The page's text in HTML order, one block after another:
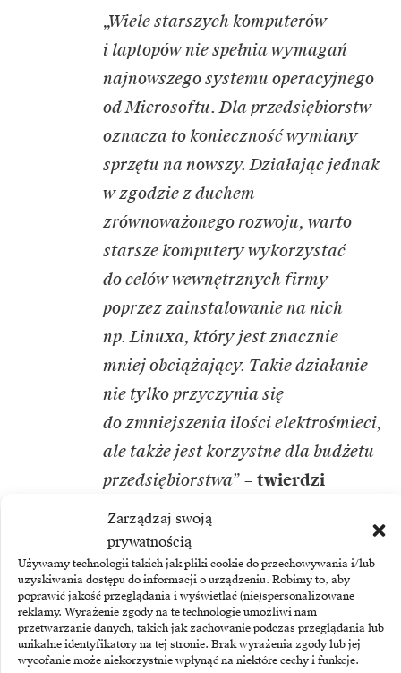
Zarządzaj swoją
prywatnością
Używamy technologii takich jak pliki cookie do przechowywania i/lub
uzyskiwania dostępu do informacji o urządzeniu. Robimy to, aby
poprawić jakość przeglądania i wyświetlać (nie)spersonalizowane
reklamy. Wyrażenie zgody na te technologie umożliwi nam
przetwarzanie danych, takich jak zachowanie podczas przeglądania lub
unikalne identyfikatory na tej stronie. Brak wyrażenia zgody lub jej
wycofanie może niekorzystnie wpłynąć na niektóre cechy i funkcje.
„Wiele starszych komputerów
i laptopów nie spełnia wymagań
najnowszego systemu operacyjnego
od Microsoftu. Dla przedsiębiorstw
oznacza to konieczność wymiany
sprzętu na nowszy. Działając jednak
w zgodzie z duchem
zrównoważonego rozwoju, warto
starsze komputery wykorzystać
do celów wewnętrznych firmy
poprzez zainstalowanie na nich
np. Linuxa, który jest znacznie
mniej obciążający. Takie działanie
nie tylko przyczynia się
do zmniejszenia ilości elektrośmieci,
ale także jest korzystne dla budżetu
przedsiębiorstwa” – twierdzi
ekspert baramundi.
Ponadto, jak wskazuje ekspert,
warto również stosować narzędzia
do zarządzania doświadczeniami
użytkowników końcowych, które